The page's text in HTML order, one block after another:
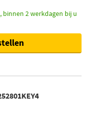
binnen 2 werkdagen bij u